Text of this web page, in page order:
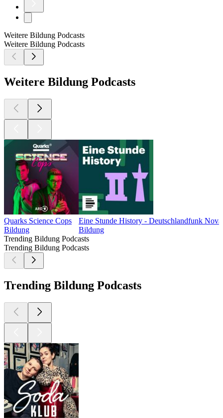
Weitere Bildung Podcasts
Weitere Bildung Podcasts
Weitere Bildung Podcasts
Quarks Science Cops
Bildung
Eine Stunde History - Deutschlandfunk Nova
Bildung
Trending Bildung Podcasts
Trending Bildung Podcasts
Trending Bildung Podcasts